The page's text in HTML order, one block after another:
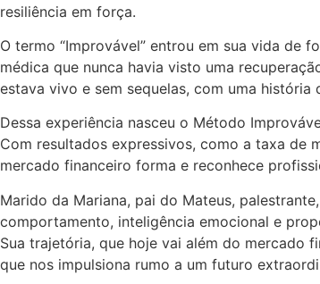
resiliência em força.
O termo “Improvável” entrou em sua vida de
médica que nunca havia visto uma
estava vivo e sem sequelas, com uma história
Dessa experiência nasceu o Método
Com resultados expressivos, como a taxa de
mercado financeiro forma e reconhece
Marido da Mariana, pai do Mateus,
comportamento, inteligência emocional e
Sua trajetória, que hoje vai além do mercado
que nos impulsiona rumo a um futuro